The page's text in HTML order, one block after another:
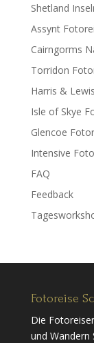
Shetland
Assynt
Cairngorms
Torridon
Harris &
Isle of Skye
Glencoe
Intensive
FAQ
Feedback
Fotoreise
Die
und Wandern